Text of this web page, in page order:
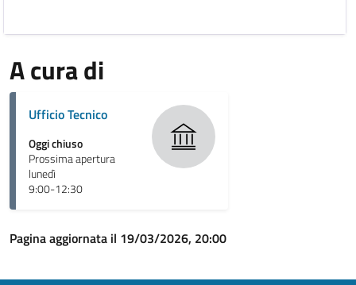
A cura di
Ufficio Tecnico
Oggi chiuso
Prossima apertura
lunedì
9:00-12:30
Pagina aggiornata il 19/03/2026, 20:00